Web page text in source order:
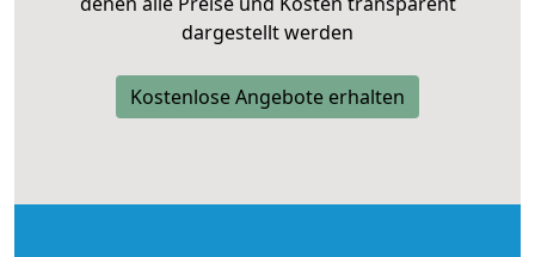
dargestellt werden
Kostenlose Angebote erhalten